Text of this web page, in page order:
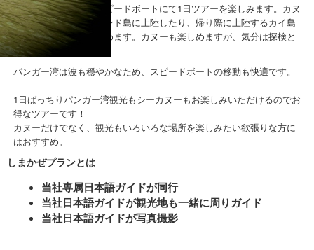
プーケットの港からスピードボートにて1日ツアーを楽しみます。カヌ
ーのほかジェームズボンド島に上陸したり、帰り際に上陸するカイ島
ではスイミングも楽しめます。カヌーも楽しめますが、気分は探検と
いう感じのツアーです。
パンガー湾は波も穏やかなため、スピードボートの移動も快適です。
1日ばっちりパンガー湾観光もシーカヌーもお楽しみいただけるのでお
得なツアーです！
カヌーだけでなく、観光もいろいろな場所を楽しみたい欲張りな方に
はおすすめ。
しまかぜプランとは
当社専属日本語ガイドが同行
当社日本語ガイドが観光地も一緒に周りガイド
当社日本語ガイドが写真撮影